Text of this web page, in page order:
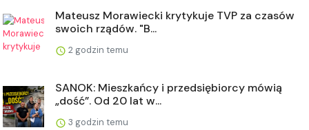
Mateusz Morawiecki krytykuje TVP za czasów
swoich rządów. "B...
2 godzin temu
SANOK: Mieszkańcy i przedsiębiorcy mówią
„dość”. Od 20 lat w...
3 godzin temu